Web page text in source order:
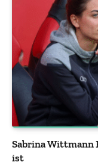
Sabrina Wittmann
ist